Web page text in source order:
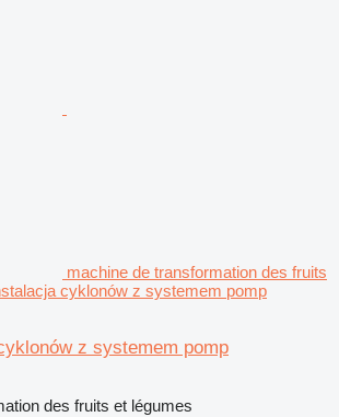
machine de transformation des fruits
cyklonów z systemem pomp
z systemem pomp
des fruits et légumes